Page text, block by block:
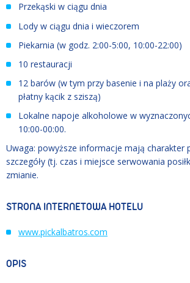
Przekąski w ciągu dnia
Lody w ciągu dnia i wieczorem
Piekarnia (w godz. 2:00-5:00, 10:00-22:00)
10 restauracji
12 barów (w tym przy basenie i na plaży
płatny kącik z sziszą)
Lokalne napoje alkoholowe w
10:00-00:00.
Uwaga: powyższe informacje mają charakter
szczegóły (tj. czas i miejsce serwowania
zmianie.
STRONA INTERNETOWA HOTELU
www.pickalbatros.com
OPIS